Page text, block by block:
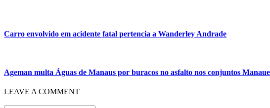
Carro envolvido em acidente fatal pertencia a Wanderley Andrade
Ageman multa Águas de Manaus por buracos no asfalto nos conjuntos
LEAVE A COMMENT